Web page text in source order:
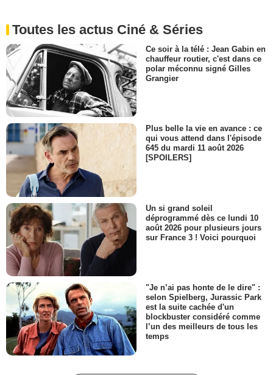
Toutes les actus Ciné & Séries
Ce soir à la télé : Jean Gabin en
chauffeur routier, c'est dans ce
polar méconnu signé Gilles
Grangier
Plus belle la vie en avance : ce
qui vous attend dans l'épisode
645 du mardi 11 août 2026
[SPOILERS]
Un si grand soleil
déprogrammé dès ce lundi 10
août 2026 pour plusieurs jours
sur France 3 ! Voici pourquoi
"Je n’ai pas honte de le dire" :
selon Spielberg, Jurassic Park
est la suite cachée d'un
blockbuster considéré comme
l’un des meilleurs de tous les
temps